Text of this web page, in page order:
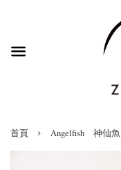
首頁 › Angelfish 神仙魚